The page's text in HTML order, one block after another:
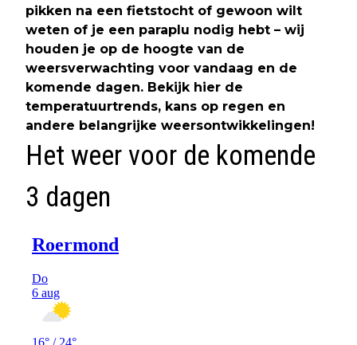
pikken na een fietstocht of gewoon wilt
weten of je een paraplu nodig hebt – wij
houden je op de hoogte van de
weersverwachting voor vandaag en de
komende dagen. Bekijk hier de
temperatuurtrends, kans op regen en
andere belangrijke weersontwikkelingen!
Het weer voor de komende
3 dagen